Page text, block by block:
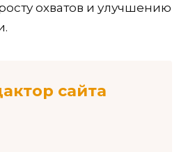
охватов и улучшению
сайта